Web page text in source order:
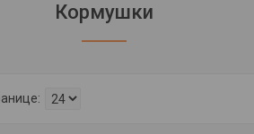
Кормушки